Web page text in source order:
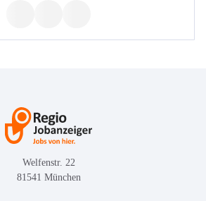
Welfenstr. 22
81541 München